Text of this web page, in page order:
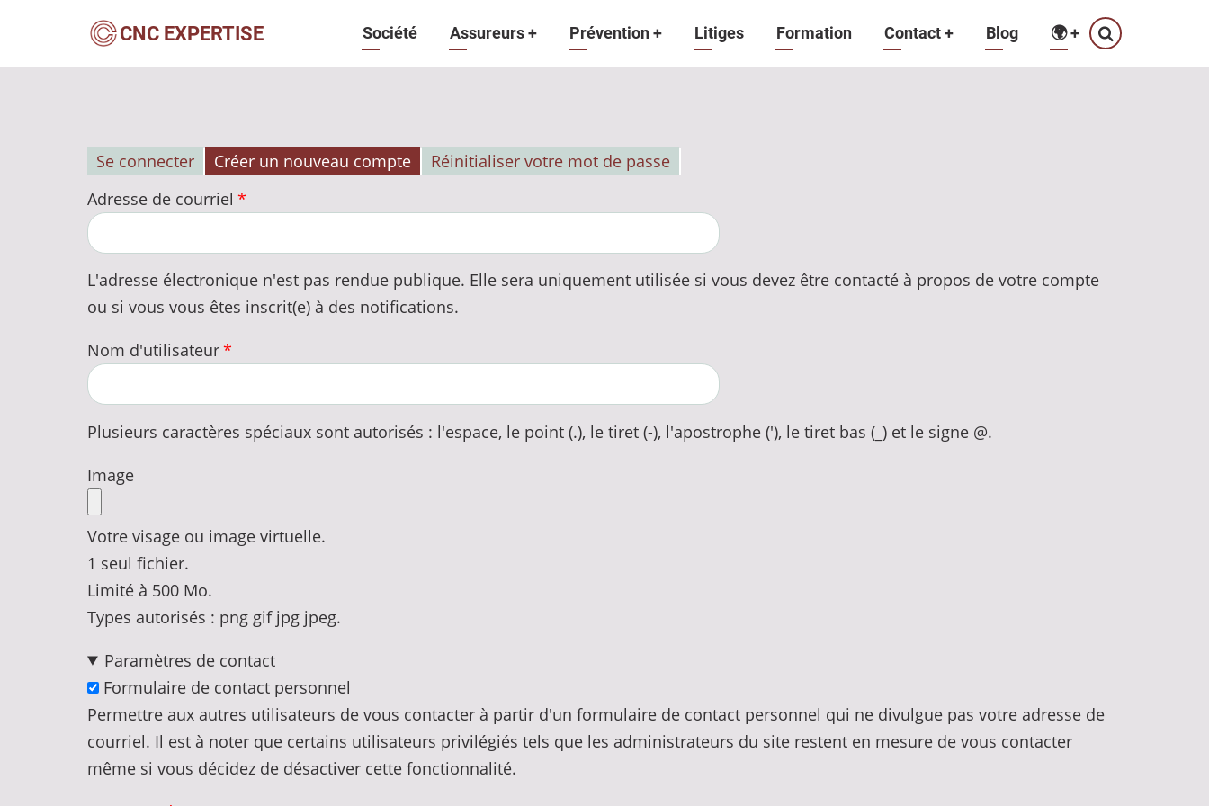
contenu
CNC EXPERTISE
Navigation
Société Assureurs+ Prévention+ Litiges Formation Contact+ Blog 🌍+
Onglets
principaux
Se connecter Créer un nouveau compte
Réinitialiser votre mot de passe
Adresse de courriel
L'adresse électronique n'est pas rendue publique. Elle sera uniquement utilisée si vous devez être contacté à propos de votre compte
ou si vous vous êtes inscrit(e) à des notifications.
Nom d'utilisateur
Plusieurs caractères spéciaux sont autorisés : l'espace, le point (.), le tiret (-), l'apostrophe ('), le tiret bas (_) et le signe @.
Image
Votre visage ou image virtuelle.
1 seul fichier.
Limité à 500 Mo.
Types autorisés : png gif jpg jpeg.
Paramètres de contact
Formulaire de contact personnel
Permettre aux autres utilisateurs de vous contacter à partir d'un formulaire de contact personnel qui ne divulgue pas votre adresse de
courriel. Il est à noter que certains utilisateurs privilégiés tels que les administrateurs du site restent en mesure de vous contacter
même si vous décidez de désactiver cette fonctionnalité.